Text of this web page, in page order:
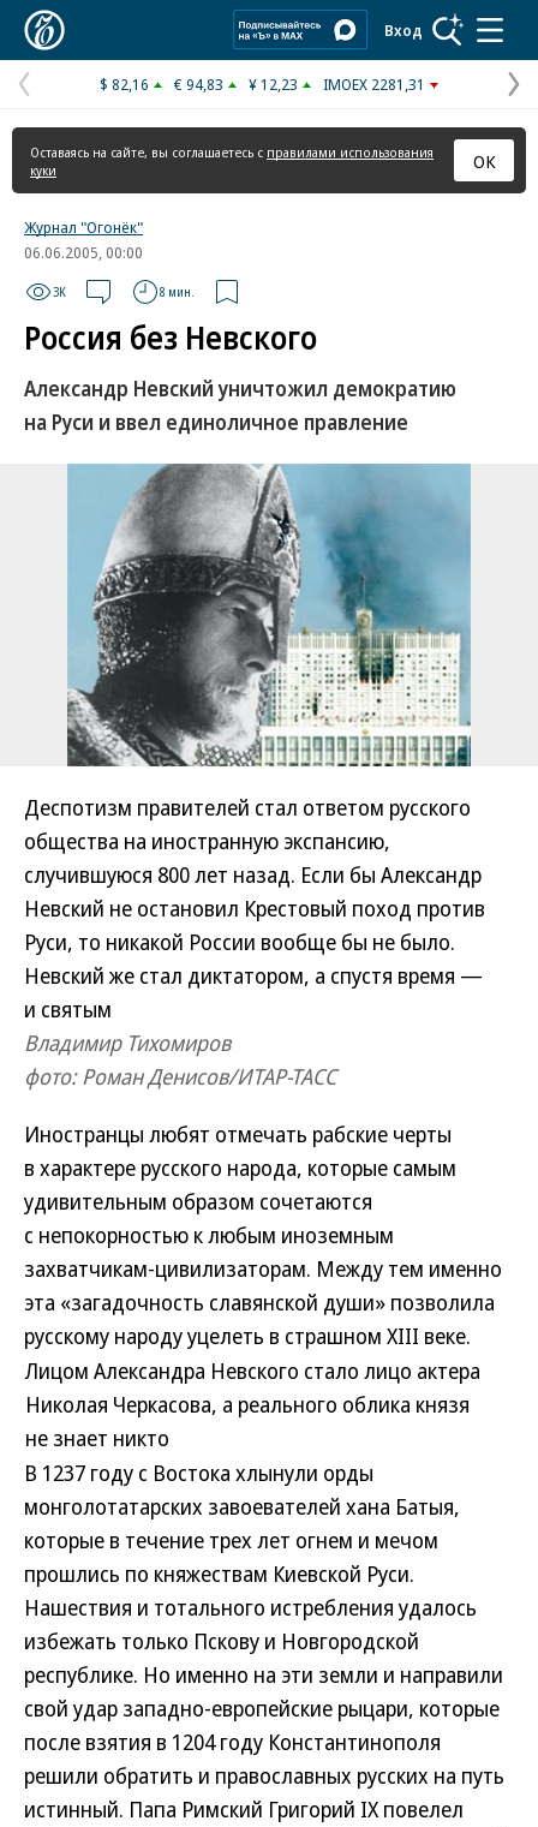
Вход
Предыдущая
страница
$ 82,16 € 94,83 ¥ 12,23 IMOEX 2281,31
Оставаясь на сайте, вы соглашаетесь с правилами использования
куки
ОК
Журнал "Огонёк"
06.06.2005, 00:00
3K 8 мин.
Россия без Невского
Александр Невский уничтожил демократию
на Руси и ввел единоличное правление
Деспотизм правителей стал ответом русского
общества на иностранную экспансию,
случившуюся 800 лет назад. Если бы Александр
Невский не остановил Крестовый поход против
Руси, то никакой России вообще бы не было.
Невский же стал диктатором, а спустя время —
и святым
Владимир Тихомиров
фото: Роман Денисов/ИТАР-ТАСС
Иностранцы любят отмечать рабские черты
в характере русского народа, которые самым
удивительным образом сочетаются
с непокорностью к любым иноземным
захватчикам-цивилизаторам. Между тем именно
эта «загадочность славянской души» позволила
русскому народу уцелеть в страшном XIII веке.
Лицом Александра Невского стало лицо актера
Николая Черкасова, а реального облика князя
не знает никто
В 1237 году с Востока хлынули орды
монголотатарских завоевателей хана Батыя,
которые в течение трех лет огнем и мечом
прошлись по княжествам Киевской Руси.
Нашествия и тотального истребления удалось
избежать только Пскову и Новгородской
республике. Но именно на эти земли и направили
свой удар западно-европейские рыцари, которые
после взятия в 1204 году Константинополя
решили обратить и православных русских на путь
истинный. Папа Римский Григорий IX повелел